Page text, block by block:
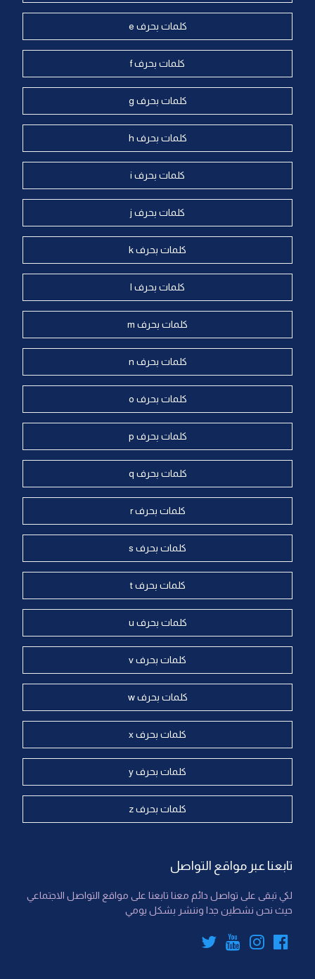
كلمات بحرف e
كلمات بحرف f
كلمات بحرف g
كلمات بحرف h
كلمات بحرف i
كلمات بحرف j
كلمات بحرف k
كلمات بحرف l
كلمات بحرف m
كلمات بحرف n
كلمات بحرف o
كلمات بحرف p
كلمات بحرف q
كلمات بحرف r
كلمات بحرف s
كلمات بحرف t
كلمات بحرف u
كلمات بحرف v
كلمات بحرف w
كلمات بحرف x
كلمات بحرف y
كلمات بحرف z
تابعنا عبر مواقع التواصل
لكي تبقى على تواصل دائم معنا تابعنا على مواقع التواصل الاجتماعي
حيث نحن نشطين جدا وننشر بشكل يومي